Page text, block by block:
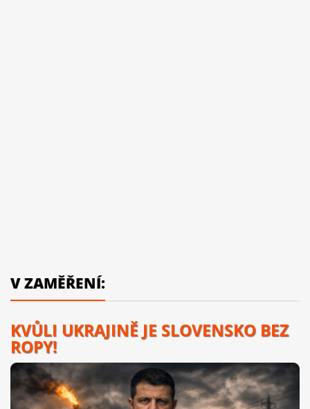
V ZAMĚŘENÍ:
KVŮLI UKRAJINĚ JE SLOVENSKO BEZ
ROPY!